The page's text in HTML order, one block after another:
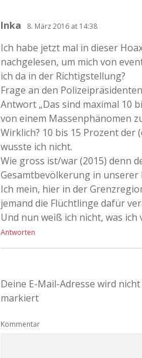
Inka 8. März 2016 at 14:38
Ich habe jetzt mal in dieser
nachgelesen, um mich von
ich da in der Richtigstellung?
Frage an den
Antwort „Das sind maximal 10
von einem Massenphänomen
Wirklich? 10 bis 15 Prozent
wusste ich nicht.
Wie gross ist/war (2015) denn
Gesamtbevölkerung in unserer
Ich mein, hier in der
jemand die Flüchtlinge dafür
Und nun weiß ich nicht, was
Antworten
Deine E-Mail-Adresse wird
markiert
Kommentar